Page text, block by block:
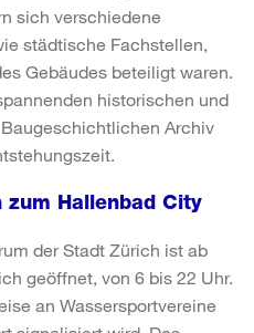
sich verschiedene
städtische Fachstellen,
Gebäudes beteiligt waren.
historischen und
Archiv
Hallenbad City
der Stadt Zürich ist ab
geöffnet, von 6 bis 22 Uhr.
an Wassersportvereine